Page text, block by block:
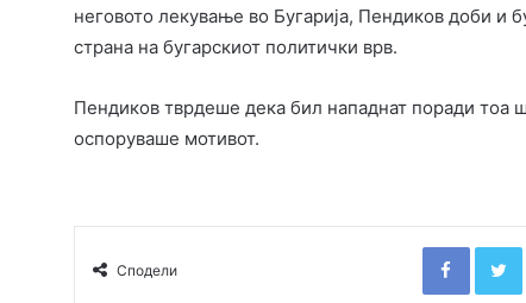
неговото лекување во Бугарија, Пендиков доби и
страна на бугарскиот политички врв.
Пендиков тврдеше дека бил нападнат поради тоа
оспоруваше мотивот.
Сподели